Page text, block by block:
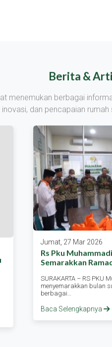
Berita &
menemukan berbagai
inovasi, dan pencapaian
Jumat, 27 Mar 2026
Rs Pku
Semarakkan
SURAKARTA – RS PKU
menyemarakkan bulan
berbagai…
Baca Selengkapnya